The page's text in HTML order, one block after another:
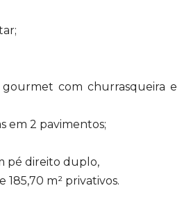
gourmet com churrasqueira e
em 2 pavimentos;
pé direito duplo,
185,70 m² privativos.